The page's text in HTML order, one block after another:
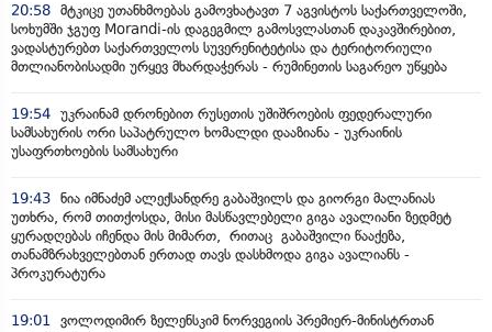
20:58 მტკიცე უთანხმოებას გამოვხატავთ 7 აგვისტოს საქართველოში,
სოხუმში ჯგუფ Morandi-ის დაგეგმილ გამოსვლასთან დაკავშირებით,
ვადასტურებთ საქართველოს სუვერენიტეტისა და ტერიტორიული
მთლიანობისადმი ურყევ მხარდაჭერას - რუმინეთის საგარეო უწყება
19:54 უკრაინამ დრონებით რუსეთის უშიშროების ფედერალური
სამსახურის ორი საპატრულო ხომალდი დააზიანა - უკრაინის
უსაფრთხოების სამსახური
19:43 ნია იმნაძემ ალექსანდრე გაბაშვილს და გიორგი მალანიას
უთხრა, რომ თითქოსდა, მისი მასწავლებელი გიგა ავალიანი ზედმეტ
ყურადღებას იჩენდა მის მიმართ, რითაც გაბაშვილი წააქეზა,
თანამზრახველებთან ერთად თავს დასხმოდა გიგა ავალიანს -
პროკურატურა
19:01
ვოლოდიმირ ზელენსკიმ ნორვეგიის პრემიერ-მინისტრთან